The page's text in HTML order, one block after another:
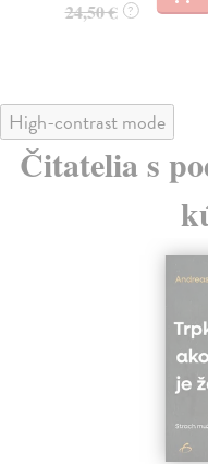
24,50 € ?
High-contrast mode
Čitatelia s